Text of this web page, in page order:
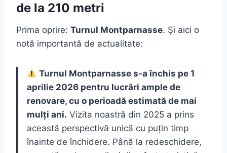
de la 210 metri
Prima oprire: Turnul Montparnasse. Și aici o
notă importantă de actualitate:
Turnul Montparnasse s-a închis pe 1
aprilie 2026 pentru lucrări ample de
renovare, cu o perioadă estimată de mai
mulți ani. Vizita noastră din 2025 a prins
această perspectivă unică cu puțin timp
înainte de închidere. Până la redeschidere,